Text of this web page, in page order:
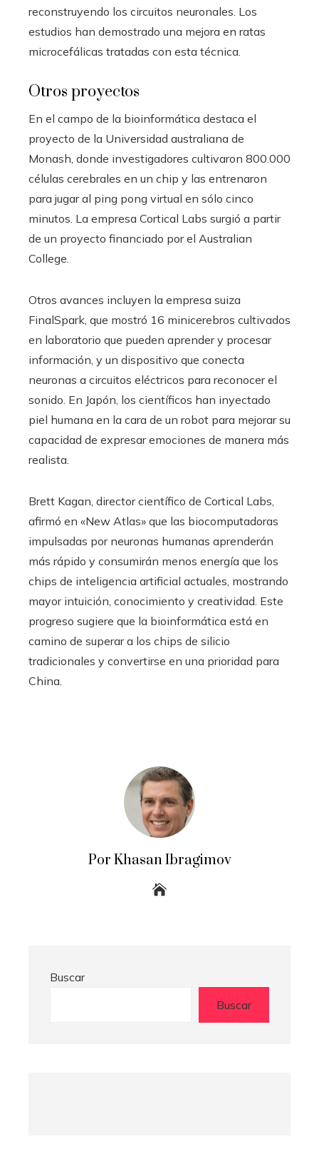
reconstruyendo los circuitos neuronales. Los
estudios han demostrado una mejora en ratas
microcefálicas tratadas con esta técnica.
Otros proyectos
En el campo de la bioinformática destaca el
proyecto de la Universidad australiana de
Monash, donde investigadores cultivaron 800.000
células cerebrales en un chip y las entrenaron
para jugar al ping pong virtual en sólo cinco
minutos. La empresa Cortical Labs surgió a partir
de un proyecto financiado por el Australian
College.
Otros avances incluyen la empresa suiza
FinalSpark, que mostró 16 minicerebros cultivados
en laboratorio que pueden aprender y procesar
información, y un dispositivo que conecta
neuronas a circuitos eléctricos para reconocer el
sonido. En Japón, los científicos han inyectado
piel humana en la cara de un robot para mejorar su
capacidad de expresar emociones de manera más
realista.
Brett Kagan, director científico de Cortical Labs,
afirmó en «New Atlas» que las biocomputadoras
impulsadas por neuronas humanas aprenderán
más rápido y consumirán menos energía que los
chips de inteligencia artificial actuales, mostrando
mayor intuición, conocimiento y creatividad. Este
progreso sugiere que la bioinformática está en
camino de superar a los chips de silicio
tradicionales y convertirse en una prioridad para
China.
Por Khasan Ibragimov
Buscar
Buscar